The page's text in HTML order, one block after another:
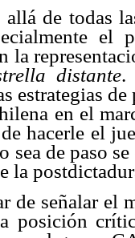
de todas
el
la
distante.
estrategias
en el
hacerle el
sea de paso
la
de señalar el
posición